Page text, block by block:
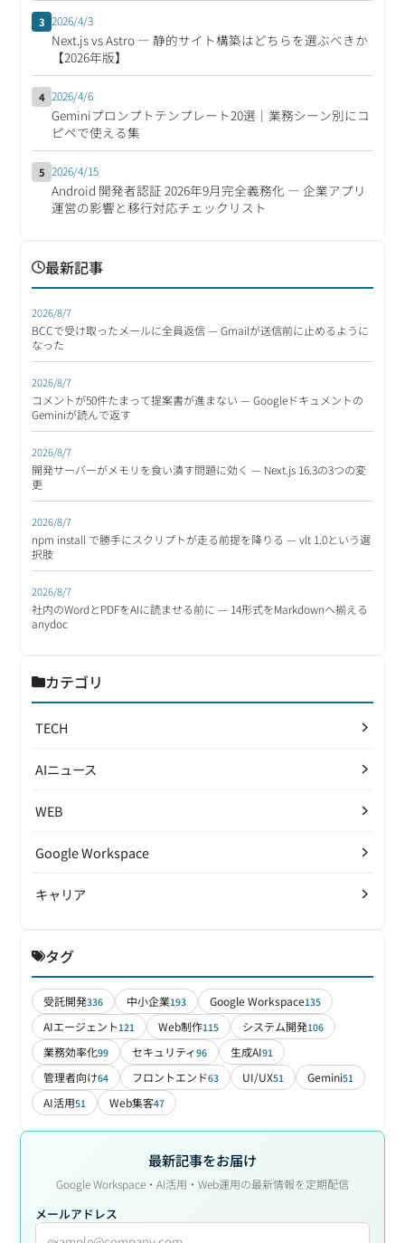
3 2026/4/3
Next.js vs Astro ― 静的サイト構築はどちらを選ぶべきか
【2026年版】
4 2026/4/6
Geminiプロンプトテンプレート20選｜業務シーン別にコ
ピペで使える集
5 2026/4/15
Android 開発者認証 2026年9月完全義務化 ― 企業アプリ
運営の影響と移行対応チェックリスト
最新記事
2026/8/7
BCCで受け取ったメールに全員返信 — Gmailが送信前に止めるように
なった
2026/8/7
コメントが50件たまって提案書が進まない — Googleドキュメントの
Geminiが読んで返す
2026/8/7
開発サーバーがメモリを食い潰す問題に効く — Next.js 16.3の3つの変
更
2026/8/7
npm install で勝手にスクリプトが走る前提を降りる — vlt 1.0という選
択肢
2026/8/7
社内のWordとPDFをAIに読ませる前に — 14形式をMarkdownへ揃える
anydoc
カテゴリ
TECH
AIニュース
WEB
Google Workspace
キャリア
タグ
受託開発336 中小企業193 Google Workspace135
AIエージェント 121 Web制作115 システム開発106
業務効率化99 セキュリティ96 生成AI91
管理者向け64 フロントエンド63 UI/UX51 Gemini51
AI活用51 Web集客47
最新記事をお届け
Google Workspace・AI活用・Web運用の最新情報を定期配信
メールアドレス